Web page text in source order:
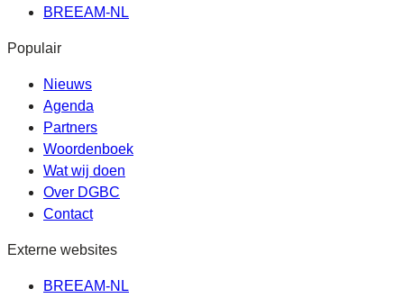
BREEAM-NL
Populair
Nieuws
Agenda
Partners
Woordenboek
Wat wij doen
Over DGBC
Contact
Externe websites
BREEAM-NL